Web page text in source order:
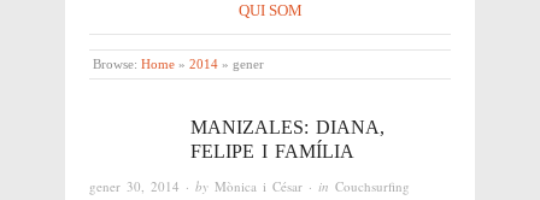
QUI SOM
Browse: Home » 2014 » gener
MANIZALES: DIANA,
FELIPE I FAMÍLIA
gener 30, 2014 · by Mònica i César · in Couchsurfing